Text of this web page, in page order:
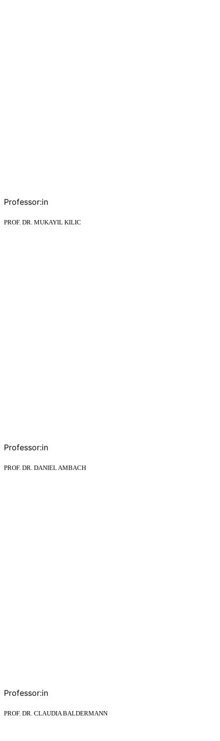
Professor:in
PROF. DR. MUKAYIL KILIC
Professor:in
PROF. DR. DANIEL AMBACH
Professor:in
PROF. DR. CLAUDIA BALDERMANN